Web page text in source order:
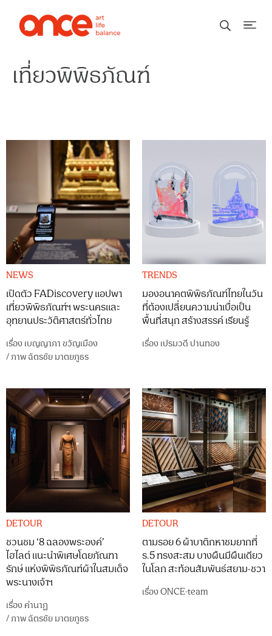
เที่ยวพิพิธภัณฑ์
NEWS
เปิดตัว FADiscovery แอปพา
เที่ยวพิพิธภัณฑ์ฯ พระนครและ
อุทยานประวัติศาสตร์ทั่วไทย
เรื่อง เบญญาภา ขวัญเมือง
/ภาพฉัตรชัย มาตยภูธร
TRENDS
มองอนาคตพิพิธภัณฑ์ไทยในวัน
ที่ต้องเปลี่ยนความน่าเบื่อเป็น
พื้นที่สนุก สร้างสรรค์ เรียนรู้
เรื่อง เปรมวดี ปานทอง
DETOUR
ชวนชม ‘8 ฉลองพระองค์’
ไฮไลต์ แนะนำพิเศษโดยภัณฑา
รักษ์ แห่งพิพิธภัณฑ์ผ้าในสมเด็จ
พระนางเจ้าฯ
เรื่องคำนาฏ
/ภาพฉัตรชัย มาตยภูธร
DETOUR
ตามรอย 6 ผ้าบาติกหาชมยากที่
ร.5 ทรงสะสม บางผืนมีผืนเดียว
ในโลก สะท้อนสัมพันธ์สยาม-ชวา
เรื่องONCE-team